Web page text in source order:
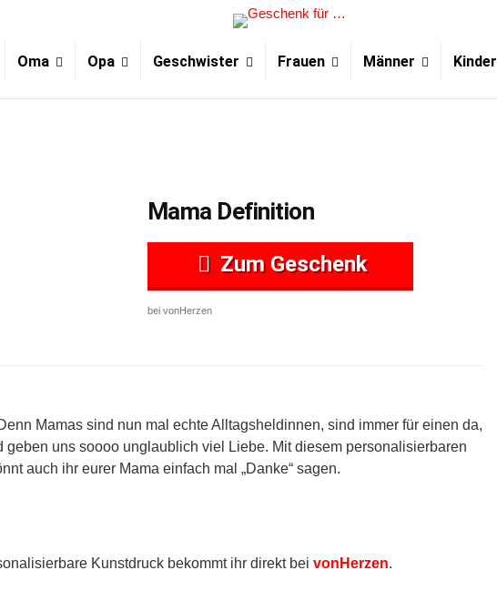
Oma Opa Geschwister Frauen Männer Kinder
Mama Definition
Zum Geschenk
bei vonHerzen
Mamas sind nun mal echte Alltagsheldinnen, sind immer für einen da,
geben uns soooo unglaublich viel Liebe. Mit diesem personalisierbaren
auch ihr eurer Mama einfach mal „Danke“ sagen.
Kunstdruck bekommt ihr direkt bei vonHerzen.